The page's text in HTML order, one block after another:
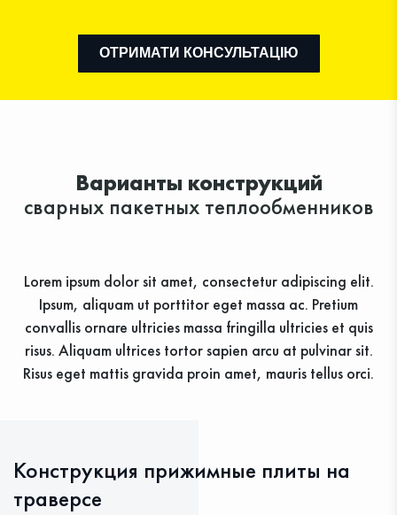
ОТРИМАТИ КОНСУЛЬТАЦІЮ
Варианты конструкций
сварных пакетных теплообменников
Lorem ipsum dolor sit amet, consectetur adipiscing elit.
Ipsum, aliquam ut porttitor eget massa ac. Pretium
convallis ornare ultricies massa fringilla ultricies et quis
risus. Aliquam ultrices tortor sapien arcu at pulvinar sit.
Risus eget mattis gravida proin amet, mauris tellus orci.
Конструкция прижимные плиты на
траверсе